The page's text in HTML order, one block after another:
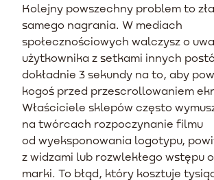
Kolejny powszechny problem to
samego nagrania. W mediach
społecznościowych walczysz o
użytkownika z setkami innych
dokładnie 3 sekundy na to, aby
kogoś przed przescrollowaniem
Właściciele sklepów często
na twórcach rozpoczynanie filmu
od wyeksponowania logotypu,
z widzami lub rozwlekłego wstępu
marki. To błąd, który kosztuje